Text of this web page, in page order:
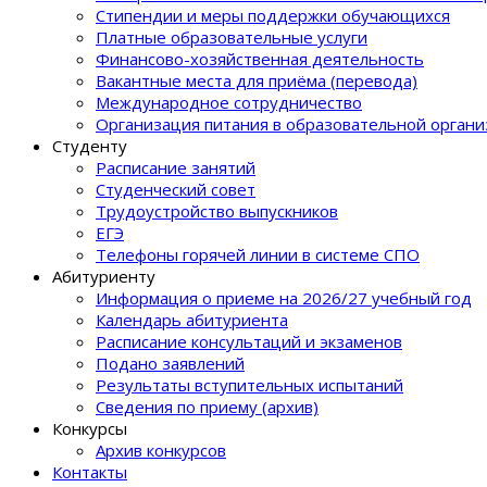
Стипендии и меры поддержки обучающихся
Платные образовательные услуги
Финансово-хозяйственная деятельность
Вакантные места для приёма (перевода)
Международное сотрудничество
Организация питания в образовательной
Студенту
Расписание занятий
Студенческий совет
Трудоустройство выпускников
ЕГЭ
Телефоны горячей линии в системе СПО
Абитуриенту
Информация о приеме на 2026/27 учебный год
Календарь абитуриента
Расписание консультаций и экзаменов
Подано заявлений
Результаты вступительных испытаний
Сведения по приему (архив)
Конкурсы
Архив конкурсов
Контакты